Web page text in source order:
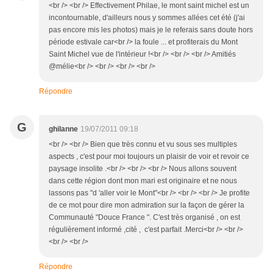
<br /> <br /> Effectivement Philae, le mont saint michel est un
incontournable, d'ailleurs nous y sommes allées cet été (j'ai
pas encore mis les photos) mais je le referais sans doute hors
période estivale car<br /> la foule ... et profiterais du Mont
Saint Michel vue de l'intérieur !<br /> <br /> <br /> Amitiés
@mélie<br /> <br /> <br /> <br />
Répondre
G ghilanne 19/07/2011 09:18
<br /> <br /> Bien que très connu et vu sous ses multiples
aspects , c'est pour moi toujours un plaisir de voir et revoir ce
paysage insolite .<br /> <br /> <br /> Nous allons souvent
dans cette région dont mon mari est originaire et ne nous
lassons pas "d 'aller voir le Mont"<br /> <br /> <br /> Je profite
de ce mot pour dire mon admiration sur la façon de gérer la
Communauté "Douce France ". C'est très organisé , on est
régulièrement informé ,cité , c'est parfait .Merci<br /> <br />
<br /> <br />
Répondre